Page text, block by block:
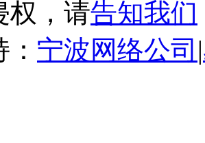
权，请告知我们
宁波网络公司 |